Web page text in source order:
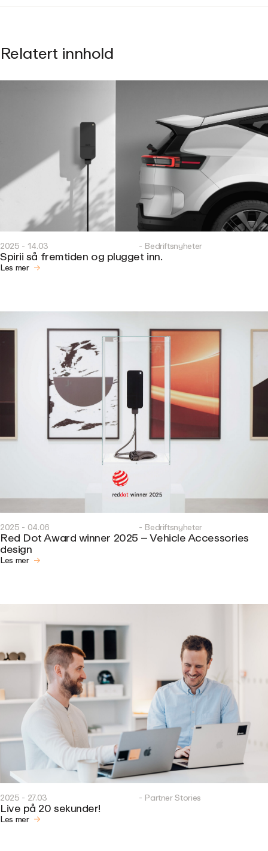
Relatert innhold
2025 - 14.03 - Bedriftsnyheter
Spirii så fremtiden og plugget inn.
Les mer
2025 - 04.06 - Bedriftsnyheter
Red Dot Award winner 2025 – Vehicle Accessories
design
Les mer
2025 - 27.03 - Partner Stories
Live på 20 sekunder!
Les mer